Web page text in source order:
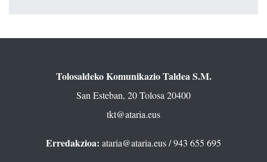
Tolosaldeko Komunikazio Taldea S.M.
San Esteban, 20 Tolosa 20400
tkt@ataria.eus
Erredakzioa: ataria@ataria.eus/ 943 655 695